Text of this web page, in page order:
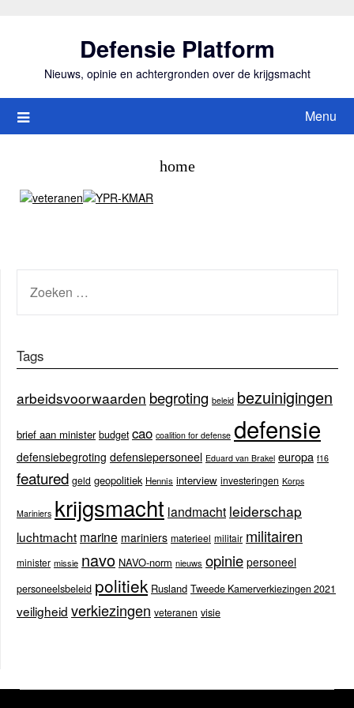
Defensie Platform
Nieuws, opinie en achtergronden over de krijgsmacht
Menu
home
NAAR:
Tags
arbeidsvoorwaarden begroting beleid bezuinigingen
brief aan minister budget cao coalition for defense defensie
defensiebegroting defensiepersoneel Eduard van Brakel europa f16
featured geld geopolitiek Hennis interview investeringen Korps
Mariniers krijgsmacht landmacht leiderschap
luchtmacht marine mariniers materieel militair militairen
minister missie navo NAVO-norm nieuws opinie personeel
personeelsbeleid politiek Rusland Tweede Kamerverkiezingen 2021
veiligheid verkiezingen veteranen visie